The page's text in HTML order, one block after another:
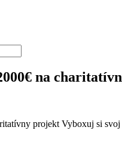
na
projekt Vyboxuj si svoj